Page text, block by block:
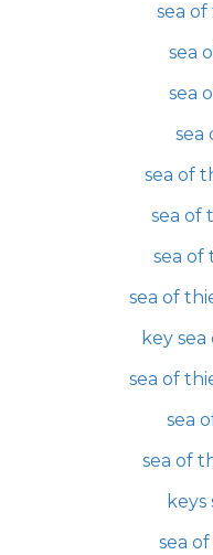
sea
sea
sea
sea
sea of
sea of
sea of
sea of
key
sea of
sea
sea of
keys
sea